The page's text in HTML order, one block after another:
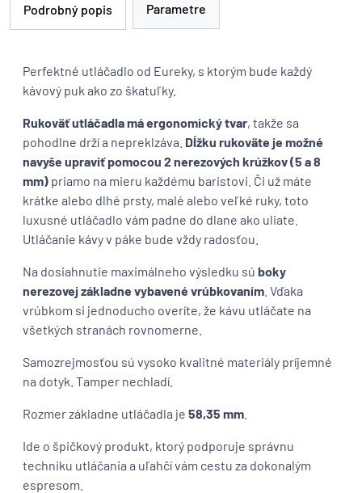
Podrobný popis Parametre
Perfektné utláčadlo od Eureky, s ktorým bude každý
kávový puk ako zo škatuľky.
Rukoväť utláčadla má ergonomický tvar, takže sa
pohodlne drží a nepreklzáva. Dĺžku rukoväte je možné
navyše upraviť pomocou 2 nerezových krúžkov (5 a 8
mm) priamo na mieru každému baristovi. Či už máte
krátke alebo dlhé prsty, malé alebo veľké ruky, toto
luxusné utláčadlo vám padne do dlane ako uliate.
Utláčanie kávy v páke bude vždy radosťou.
Na dosiahnutie maximálneho výsledku sú boky
nerezovej základne vybavené vrúbkovaním . Vďaka
vrúbkom si jednoducho overíte, že kávu utláčate na
všetkých stranách rovnomerne.
Samozrejmosťou sú vysoko kvalitné materiály príjemné
na dotyk. Tamper nechladí.
Rozmer základne utláčadla je 58,35 mm
Ide o špičkový produkt, ktorý podporuje správnu
techniku utláčania a uľahčí vám cestu za dokonalým
espresom.